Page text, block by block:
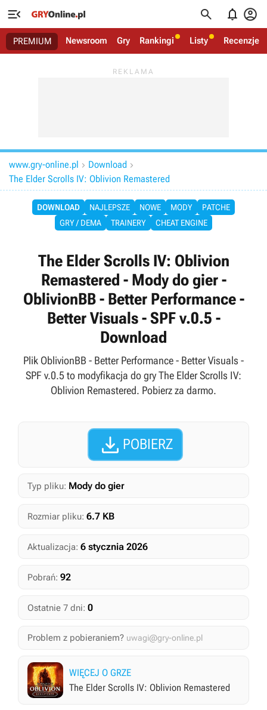
   
PREMIUM Newsroom Gry Rankingi Listy Recenzje
www.gry-online.pl  Download 
The Elder Scrolls IV: Oblivion Remastered
DOWNLOAD NAJLEPSZE NOWE MODY
PATCHE
GRY / DEMA
TRAINERY CHEAT ENGINE
The Elder Scrolls IV: Oblivion
Remastered - Mody do gier -
OblivionBB - Better Performance -
Better Visuals - SPF v.0.5 -
Download
Plik OblivionBB - Better Performance - Better Visuals -
SPF v.0.5 to modyfikacja do gry The Elder Scrolls IV:
Oblivion Remastered. Pobierz za darmo.
 POBIERZ
Typ pliku: Mody do gier
Rozmiar pliku: 6.7 KB
Aktualizacja: 6 stycznia 2026
Pobrań: 92
Ostatnie 7 dni: 0
Problem z pobieraniem? uwagi@gry-online.pl
WIĘCEJ O GRZE
The Elder Scrolls IV: Oblivion Remastered